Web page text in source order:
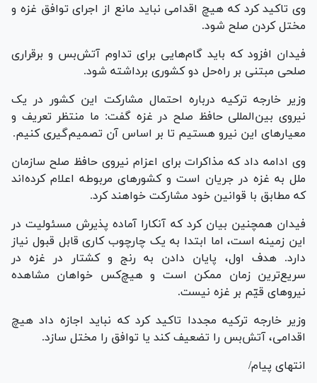
وی تاکید کرد که هیچ اقدامی نباید مانع از اجرای توافق غزه و
مختل کردن صلح شود.
فیدان افزود که باید گام‌هایی برای تداوم آتش‌بس و برقراری
صلحی مبتنی بر راه‌حل دو کشوری برداشته شود.
وزیر خارجه ترکیه درباره احتمال مشارکت این کشور در یک
نیروی بین‌المللی حافظ صلح در غزه گفت: ما منتظر تعریف و
معیار‌های این نیرو هستیم تا بر اساس آن تصمیم‌گیری کنیم.
وی ادامه داد که مذاکرات برای اعزام نیروی حافظ صلح سازمان
ملل به غزه در جریان است و کشور‌های مربوطه اعلام کرده‌اند
که مطابق با قوانین خود مشارکت خواهند کرد.
فیدان همچنین بیان کرد که آنکارا آماده پذیرش مسئولیت در
این زمینه است، اما ابتدا به یک چارچوب کاری قابل قبول نیاز
دارد. هدف اول، پایان دادن به رنج و کشتار در غزه در
سریع‌ترین زمان ممکن است و هیچ‌کس خواهان مشاهده
نیرو‌های قیّم بر غزه نیست.
وزیر خارجه ترکیه مجددا تاکید کرد که نباید اجازه داد هیچ
اقدامی، آتش‌بس را تضعیف کند یا توافق را مختل سازد.
انتهای پیام/